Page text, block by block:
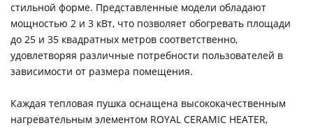
стильной форме. Представленные модели обладают
мощностью 2 и 3 кВт, что позволяет обогревать площади
до 25 и 35 квадратных метров соответственно,
удовлетворяя различные потребности пользователей в
зависимости от размера помещения.
Каждая тепловая пушка оснащена высококачественным
нагревательным элементом ROYAL CERAMIC HEATER,